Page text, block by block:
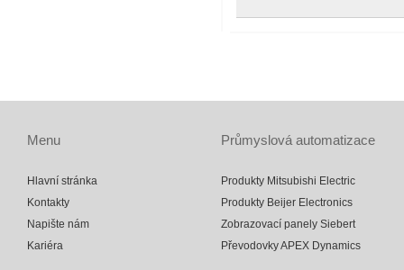
Menu
Hlavní stránka
Kontakty
Napište nám
Kariéra
Průmyslová automatizace
Produkty Mitsubishi Electric
Produkty Beijer Electronics
Zobrazovací panely Siebert
Převodovky APEX Dynamics